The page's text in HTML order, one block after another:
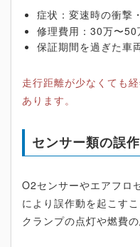
症状：変速時の衝撃
修理費用：30万〜50
保証期間を過ぎた車
走行距離が少なくても
あります。
センサー類の誤
O2センサーやエアフロ
により誤作動を起こす
クランプの点灯や燃費